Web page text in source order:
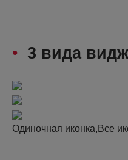
• 3 вида
Одиночная иконка,Все